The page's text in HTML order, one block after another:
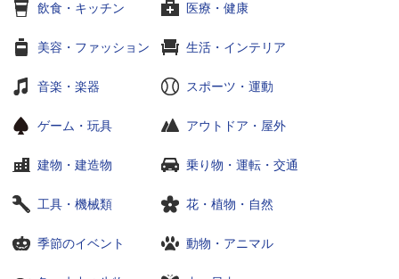
飲食・キッチン 医療・健康
美容・ファッション 生活・インテリア
音楽・楽器 スポーツ・運動
ゲーム・玩具 アウトドア・屋外
建物・建造物 乗り物・運転・交通
工具・機械類 花・植物・自然
季節のイベント 動物・アニマル